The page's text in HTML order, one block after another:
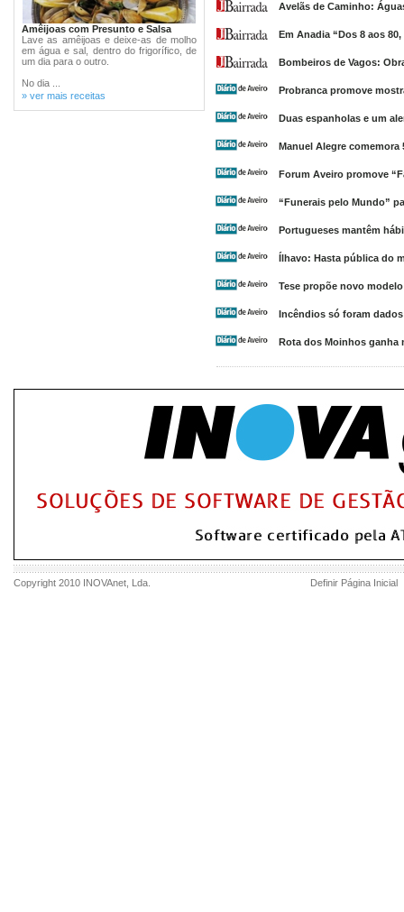
Amêijoas com Presunto e Salsa
Lave as amêijoas e deixe-as de molho
em água e sal, dentro do frigorífico, de
um dia para o outro.
No dia ...
» ver mais receitas
Avelãs de Caminho:
Em Anadia “Dos 8 aos
Bombeiros de Vagos:
Probranca promove
Duas espanholas e um
Manuel Alegre comemora
Forum Aveiro promove
“Funerais pelo Mundo”
Portugueses mantêm
Ílhavo: Hasta pública do
Tese propõe novo
Incêndios só foram
Rota dos Moinhos ganha
Copyright 2010 INOVAnet , Lda. Definir Página Inicial